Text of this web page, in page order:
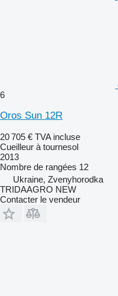
6
Oros Sun 12R
20 705 € TVA incluse
Cueilleur à tournesol
2013
Nombre de rangées 12
Ukraine, Zvenyhorodka
TRIDAAGRO NEW
Contacter le vendeur